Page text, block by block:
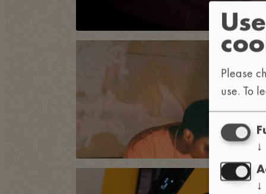
Please
use. To
↓
↓